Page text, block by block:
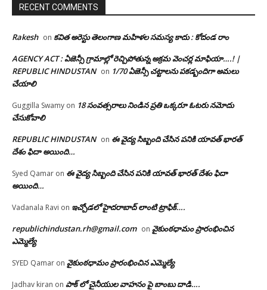
RECENT COMMENTS
Rakesh on కవిత అరెస్టు తెలంగాణ మహిళల సమస్య కాదు : కోదండ రాం
AGENCY ACT : ఏజెన్సీ గ్రామాల్లో రెచ్చిపోతున్న అక్రమ వెంచర్ల మాఫియా….! |
REPUBLIC HINDUSTAN on 1/70 ఏజెన్సీ చట్టాలను పకడ్బందిగా అమలు
చేయాలి
Guggilla Swamy on 18 సంవత్సరాలు నిండిన ప్రతి ఒక్కరూ ఓటరు నమోదు
చేసుకోవాలి
REPUBLIC HINDUSTAN on ఈ వైద్య సిబ్బంది చేసిన పనికి యావత్ భారత్
దేశం ఫిదా అయింది…
Syed Qamar on ఈ వైద్య సిబ్బంది చేసిన పనికి యావత్ భారత్ దేశం ఫిదా
అయింది…
Vadanala Ravi on ఇచ్చోడలో హైదరాబాద్ లాంటి ట్రాఫిక్….
republichindustan.rh@gmail.com on వైకుంఠధామం ప్రారంభించిన
ఎమ్మెల్యే
SYED Qamar on వైకుంఠధామం ప్రారంభించిన ఎమ్మెల్యే
Jadhav kiran on పాక్ లో చైనీయుల వాహనం పై బాంబు దాడి….